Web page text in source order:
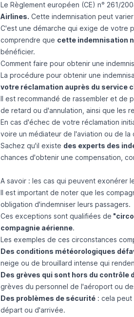
Le Règlement européen (CE) n° 261/
Airlines. Cette indemnisation peut
C'est une démarche qui exige de votre
comprendre que cette indemnisation
bénéficier.
Comment faire pour obtenir une
La procédure pour obtenir une
votre réclamation auprès du service
Il est recommandé de rassembler et de
de retard ou d'annulation, ainsi que les
En cas d'échec de votre réclamation
voire un médiateur de l'aviation ou de la
Sachez qu'il existe des experts des
chances d'obtenir une compensation,
A savoir : les cas qui peuvent exonérer
Il est important de noter que les
obligation d'indemniser leurs passagers.
Ces exceptions sont qualifiées de
compagnie aérienne.
Les exemples de ces circonstances
Des conditions météorologiques
neige ou de brouillard intense qui
Des grèves qui sont hors du contrôle
grèves du personnel de l'aéroport ou
Des problèmes de sécurité: cela peut
départ ou d'arrivée.